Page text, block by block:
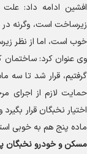
افشین ادامه داد:
زیرساخت است، وگرنه در
خوب است، اما از نظر
وی عنوان کرد: ساختمان
گرفتیم، قرار شد تا سه
حمایت لازم از اجرای
اختیار نخبگان قرار
ماده پنج هم به خوبی
مسکن و خودرو نخبگان